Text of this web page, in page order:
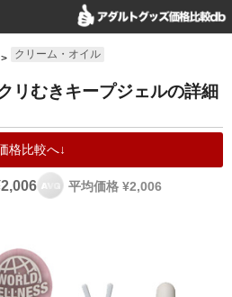
> クリーム・オイル
リむきキープジェルの詳細
格比較へ↓
平均価格 ¥2,006